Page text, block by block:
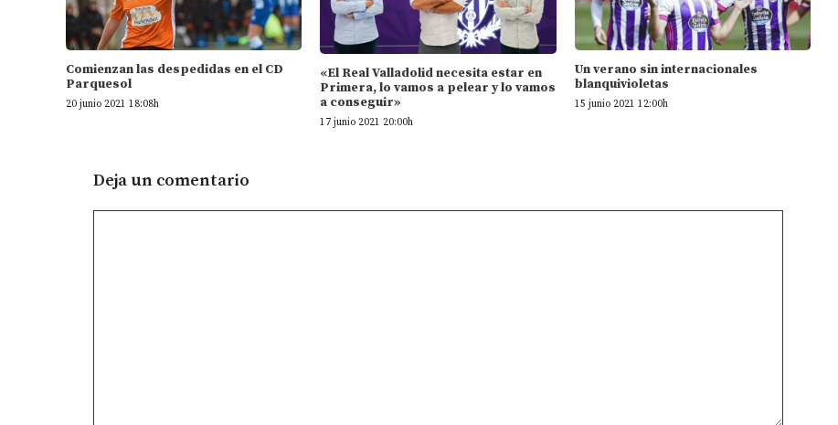
Comienzan las despedidas en el CD
Parquesol
20 junio 2021 18:08h
«El Real Valladolid necesita estar en
Primera, lo vamos a pelear y lo vamos
a conseguir»
17 junio 2021 20:00h
Un verano sin internacionales
blanquivioletas
15 junio 2021 12:00h
Deja un comentario